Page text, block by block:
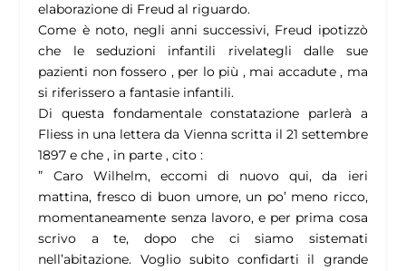
elaborazione di Freud al riguardo.
Come è noto, negli anni successivi, Freud ipotizzò
che le seduzioni infantili rivelategli dalle sue
pazienti non fossero , per lo più , mai accadute , ma
si riferissero a fantasie infantili.
Di questa fondamentale constatazione parlerà a
Fliess in una lettera da Vienna scritta il 21 settembre
1897 e che , in parte , cito :
” Caro Wilhelm, eccomi di nuovo qui, da ieri
mattina, fresco di buon umore, un po’ meno ricco,
momentaneamente senza lavoro, e per prima cosa
scrivo a te, dopo che ci siamo sistemati
nell’abitazione. Voglio subito confidarti il grande